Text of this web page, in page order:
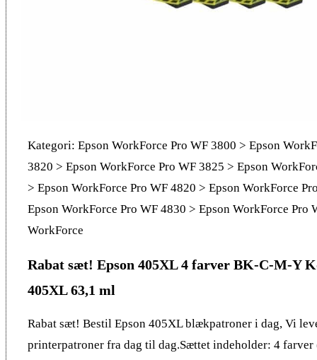
Kategori: Epson WorkForce Pro WF 3800 > Epson
3820 > Epson WorkForce Pro WF 3825 > Epson
> Epson WorkForce Pro WF 4820 > Epson WorkForce
Epson WorkForce Pro WF 4830 > Epson WorkForce Pro
WorkForce
Rabat sæt! Epson 405XL 4 farver BK-C-M-Y
405XL 63,1 ml
Rabat sæt! Bestil Epson 405XL blækpatroner i dag, Vi
printerpatroner fra dag til dag.Sættet indeholder: 4